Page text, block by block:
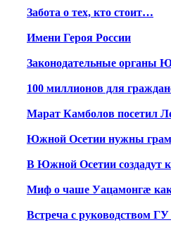
Забота о тех, кто стоит…
Имени Героя России
Законодательные органы
100 миллионов для
Марат Камболов посетил
Южной Осетии нужны
В Южной Осетии создадут
Миф о чаше Уацамонгæ
Встреча с руководством